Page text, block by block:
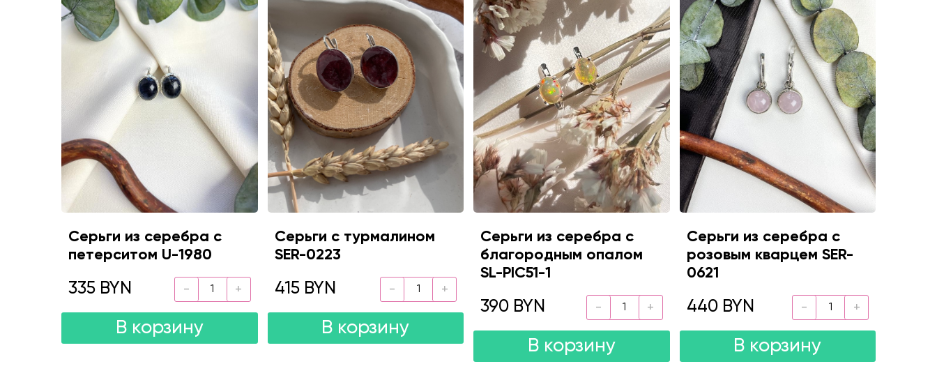
Серьги из серебра с
петерситом U-1980
335 BYN
В корзину
Серьги с турмалином
SER-0223
415 BYN
В корзину
Серьги из серебра с
благородным опалом
SL-PIC51-1
390 BYN
В корзину
Серьги из серебра с
розовым кварцем SER-
0621
440 BYN
В корзину